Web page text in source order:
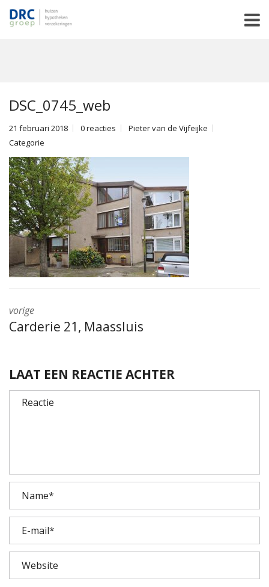
DSC_0745_web
21 februari 2018 0 reacties
Pieter van de Vijfeijke
Categorie
vorige
Carderie 21, Maassluis
LAAT EEN REACTIE ACHTER